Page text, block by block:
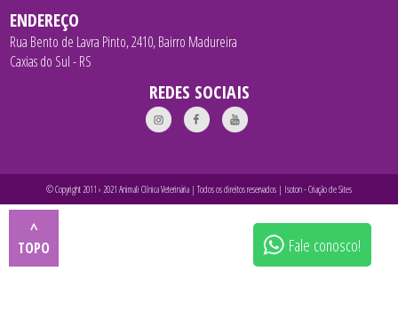
^
TOPO
Fale conosco!
ENDEREÇO
Rua Bento de Lavra Pinto, 2410, Bairro Madureira
Caxias do Sul - RS
REDES SOCIAIS
© Copyright 2011 › 2021 Animali Clínica Veterinária | Todos os direitos reservados | Isoton - Criação de Sites